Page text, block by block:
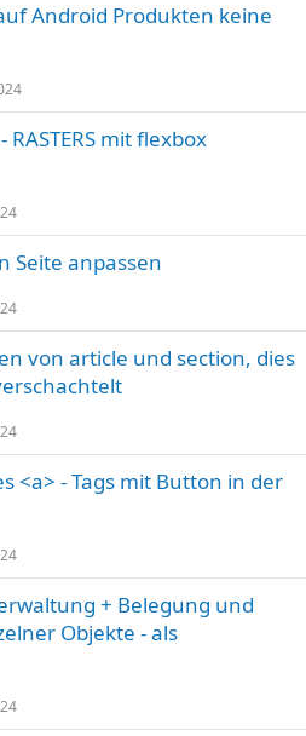
Android Produkten keine
mit flexbox
Seite anpassen
von article und section, dies
<a> - Tags mit Button in der
+ Belegung und
Objekte - als